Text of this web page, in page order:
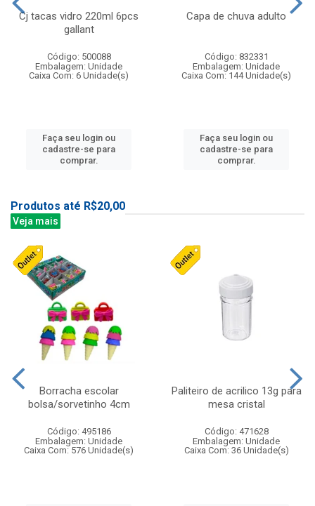
Cj tacas vidro 220ml 6pcs
gallant
Código: 500088
Embalagem: Unidade
Caixa Com: 6 Unidade(s)
Faça seu login ou
cadastre-se para
comprar.
Capa de chuva adulto
Código: 832331
Embalagem: Unidade
Caixa Com: 144 Unidade(s)
Faça seu login ou
cadastre-se para
comprar.
Produtos até R$20,00
Veja mais
Borracha escolar
bolsa/sorvetinho 4cm
Código: 495186
Embalagem: Unidade
Caixa Com: 576 Unidade(s)
Paliteiro de acrilico 13g para
mesa cristal
Código: 471628
Embalagem: Unidade
Caixa Com: 36 Unidade(s)